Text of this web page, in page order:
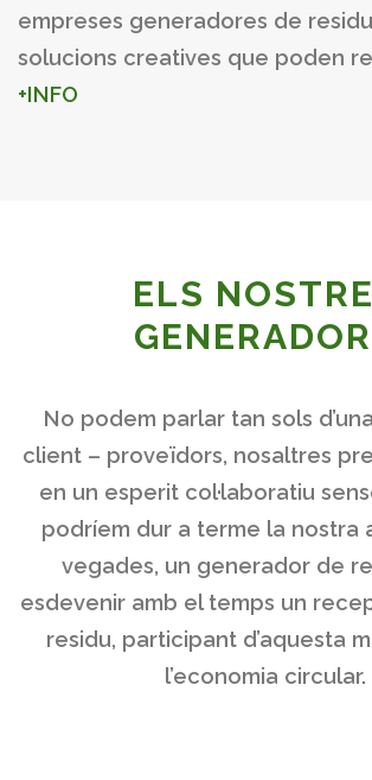
empreses generadores de
solucions creatives que poden
+INFO
ELS
No podem parlar tan sols
client – proveïdors, nosaltres
en un esperit col·laboratiu
podríem dur a terme la nostra
vegades, un generador de
esdevenir amb el temps un
residu, participant d’aquesta
l’economia circular.